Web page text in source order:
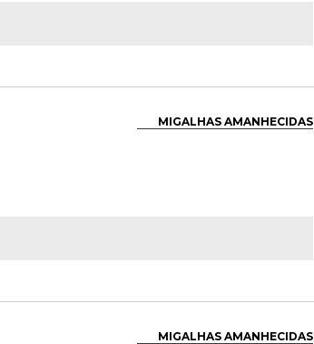
MIGALHAS AMANHECIDAS
MIGALHAS AMANHECIDAS